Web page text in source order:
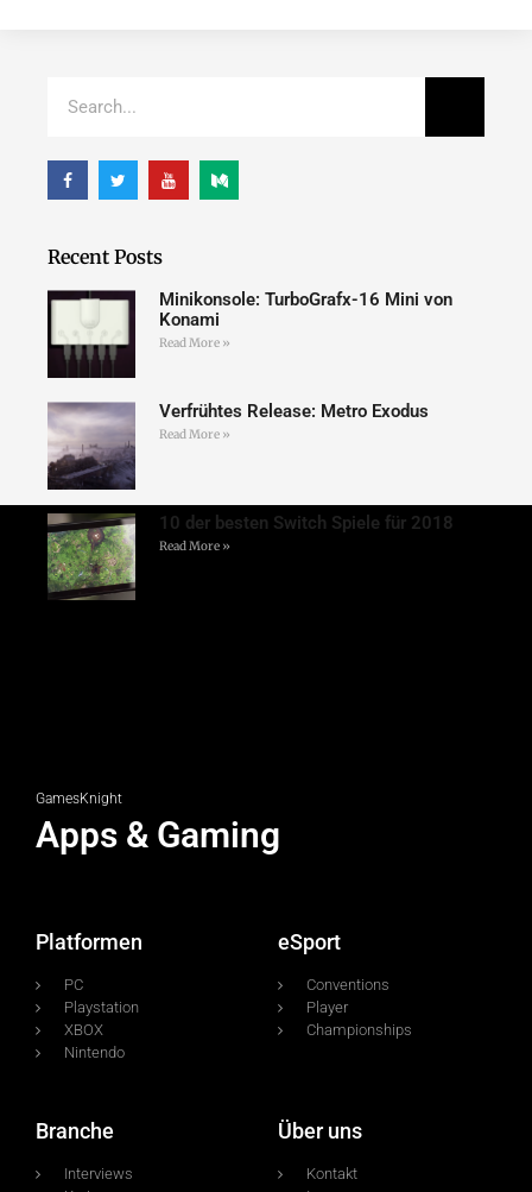
Recent Posts
Minikonsole: TurboGrafx-16 Mini von
Konami
Read More »
Verfrühtes Release: Metro Exodus
Read More »
10 der besten Switch Spiele für 2018
Read More »
GamesKnight
Apps & Gaming
Platformen
PC
Playstation
XBOX
Nintendo
eSport
Conventions
Player
Championships
Branche
Interviews
Über uns
Kontakt